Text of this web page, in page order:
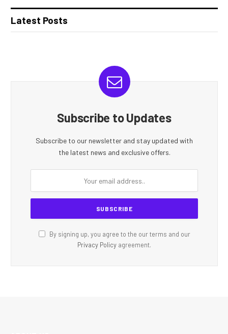
Latest Posts
Subscribe to Updates
Subscribe to our newsletter and stay updated with
the latest news and exclusive offers.
By signing up, you agree to the our terms and our
Privacy Policy agreement.